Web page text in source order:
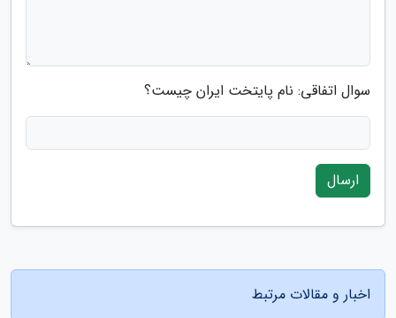
سوال اتفاقی: نام پایتخت ایران چیست؟
ارسال
اخبار و مقالات مرتبط